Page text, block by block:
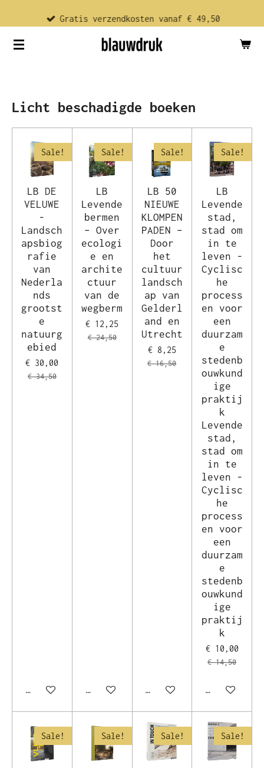
direct
naar
Gratis verzendkosten vanaf € 49,50
Licht beschadigde boeken
Sale!
LB DE
VELUWE
-
Landsch
apsbiog
rafie
van
Nederla
nds
grootst
e
natuurg
ebied
€ 30,00
€ 34,50
In winkelwagen
Sale!
LB
Levende
bermen
– Over
ecologi
e en
archite
ctuur
van de
wegberm
€ 12,25
€ 24,50
In winkelwagen
Sale!
LB 50
NIEUWE
KLOMPEN
PADEN –
Door
het
cultuur
landsch
ap van
Gelderl
and en
Utrecht
€ 8,25
€ 16,50
In winkelwagen
Sale!
LB
Levende
stad,
stad om
in te
leven -
Cyclisc
he
process
en voor
een
duurzam
e
stedenb
ouwkund
ige
praktij
k
Levende
stad,
stad om
in te
leven -
Cyclisc
he
process
en voor
een
duurzam
e
stedenb
ouwkund
ige
praktij
k
€ 10,00
€ 14,50
In
Sale! Sale! Sale! Sale!